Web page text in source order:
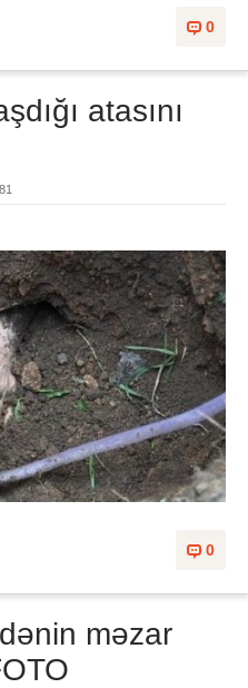
0
atasını
0
məzar